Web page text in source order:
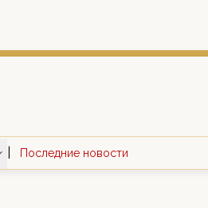
Последние новости